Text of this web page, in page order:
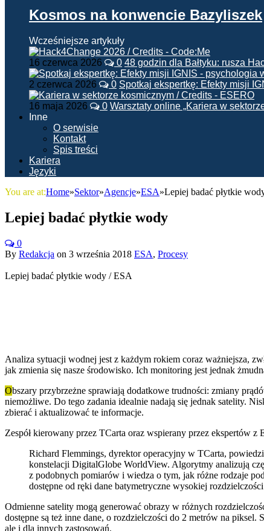
Kosmos na konwencie Bazyliszek
Wcześniejsze artykuły
16 czerwca 2026 0 48 godzin dla Bałtyku: rusza
2 czerwca 2026 0 Spotkaj ekspertkę: Efekty misji
16 maja 2026 0 Warsztaty online „Kariera w
Inne
O serwisie
Kontakt
Spis treści
Kariera
Języki
You are at:Home»Sektor»Agencje»ESA»Lepiej badać płytkie
Lepiej badać płytkie wody
0
By Redakcja on 3 września 2018 ESA, Procesy
Lepiej badać płytkie wody / ESA
Analiza sytuacji wodnej jest z każdym rokiem coraz ważniejsza,
jak zmienia się nasze środowisko. Ich monitoring jest jednak
Obszary przybrzeżne sprawiają dodatkowe trudności: zmiany
niemożliwe. Do tego zadania idealnie nadają się jednak satelity.
zbierać i aktualizować te informacje.
Zespół kierowany przez TCarta oraz wspierany przez ekspertów
Richard Flemmings, dyrektor operacyjny w TCarta,
konstelacji DigitalGlobe WorldView. Algorytmy analizują
z podobnych pomiarów i wiedza o tym, jak różne rodzaje
dostępne od ręki dane batymetryczne wysokiej
Odmienne satelity mogą generować obrazy w różnych
dostępne są też inne dane, o rozdzielczości do 2 metrów na
ale i dla innych zastosowań.